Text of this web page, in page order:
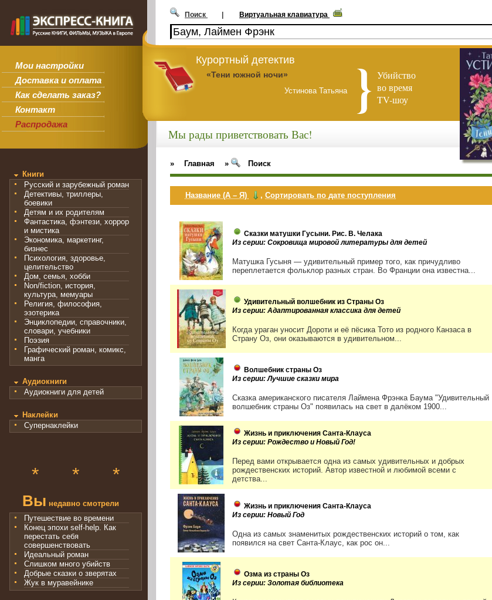
Мои настройки
Доставка и оплата
Как сделать заказ?
Контакт
Распродажа
Поиск | Виртуальная клавиатура
Курортный детектив
«Тени южной ночи»
Устинова Татьяна
Убийство
во время
TV-шоу
Книги
Русский и зарубежный роман
Детективы, триллеры,
боевики
Детям и их родителям
Фантастика, фэнтези, хоррор
и мистика
Экономика, маркетинг,
бизнес
Психология, здоровье,
целительство
Дом, семья, хобби
Non/fiction, история,
культура, мемуары
Религия, философия,
эзотерика
Энциклопедии, справочники,
словари, учебники
Поэзия
Графический роман, комикс,
манга
Аудиокниги
Аудиокниги для детей
Наклейки
Супернаклейки
* * *
Вы недавно смотрели
Путешествие во времени
Конец эпохи self-help. Как
перестать себя
совершенствовать
Идеальный роман
Слишком много убийств
Добрые сказки о зверятах
Жук в муравейнике
Мы рады приветствовать Вас!
» Главная » Поиск
Название (А – Я) ,Сортировать по дате поступления
Сказки матушки Гусыни. Рис. В. Челака
Из серии: Сокровища мировой литературы для детей
Матушка Гусыня — удивительный пример того, как причудливо
переплетается фольклор разных стран. Во Франции она известна...
Удивительный волшебник из Страны Оз
Из серии: Адаптированная классика для детей
Когда ураган уносит Дороти и её пёсика Тото из родного Канзаса в
Страну Оз, они оказываются в удивительном...
Волшебник страны Оз
Из серии: Лучшие сказки мира
Сказка американского писателя Лаймена Фрэнка Баума "Удивительный
волшебник страны Оз" появилась на свет в далёком 1900...
Жизнь и приключения Санта-Клауса
Из серии: Рождество и Новый Год!
Перед вами открывается одна из самых удивительных и добрых
рождественских историй. Автор известной и любимой всеми с
детства...
Жизнь и приключения Санта-Клауса
Из серии: Новый Год
Одна из самых знаменитых рождественских историй о том, как
появился на свет Санта-Клаус, как рос он...
Озма из страны Оз
Из серии: Золотая библиотека